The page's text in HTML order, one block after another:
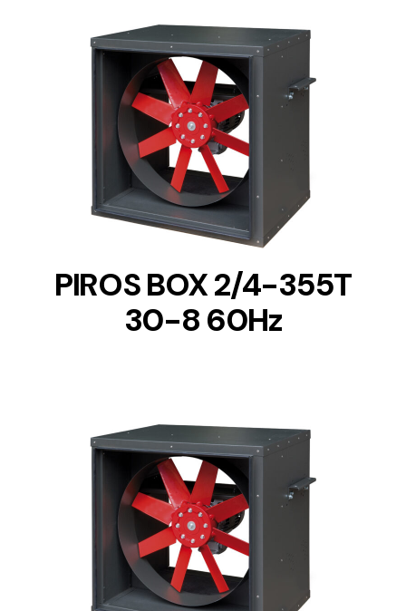
DETAILS
PIROS BOX 2/4-355T
30-8 60Hz
DETAILS